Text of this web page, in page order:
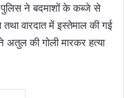
पुलिस ने बदमाशों के कब्जे से
वारदात में इस्तेमाल की गई
अतुल की गोली मारकर हत्या